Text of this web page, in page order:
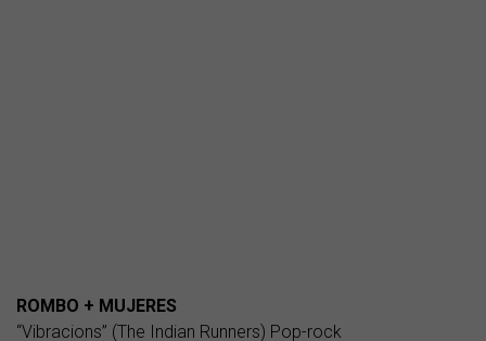
ROMBO + MUJERES
“Vibracions” (The Indian Runners) Pop-rock